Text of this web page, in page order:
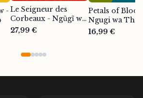
- Le Seigneur des
Corbeaux - Ngũgĩ wa
Thiong'o
27,99 €
Petals of
Ngugi wa
16,99 €